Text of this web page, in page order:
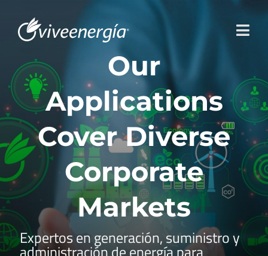
content
Inicio
Nosotros
Servicios y Soluciones
Newsletter
Contacto
Our
Applications
Cover Diverse
Corporate
Markets
Expertos en generación, suministro y